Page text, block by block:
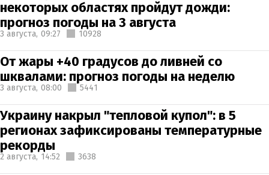
некоторых областях пройдут дожди:
прогноз погоды на 3 августа
3 августа, 09:27 10928
От жары +40 градусов до ливней со
шквалами: прогноз погоды на неделю
3 августа, 08:00 5441
Украину накрыл "тепловой купол": в 5
регионах зафиксированы температурные
рекорды
2 августа, 14:52 3638